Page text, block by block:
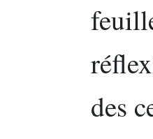
des